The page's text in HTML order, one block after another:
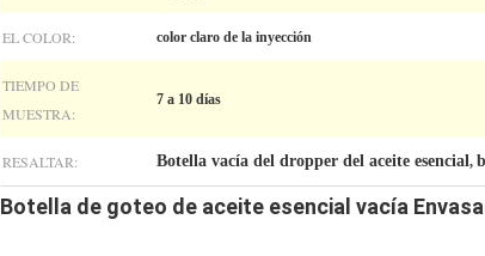
EL COLOR: color claro de la inyección
TIEMPO DE
MUESTRA:
7 a 10 días
RESALTAR: Botella vacía del dropper del aceite esencial,
Botella de goteo de aceite esencial vacía